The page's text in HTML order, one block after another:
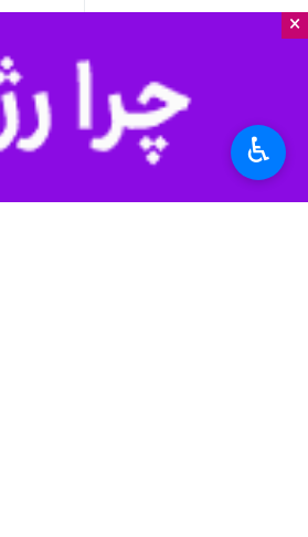
×
سیستان و بلوچستان
بیکاری
وزارت تعاون کار و رفاه اجتماعی
♿︎